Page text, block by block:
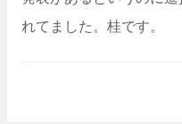
れてました。桂です。